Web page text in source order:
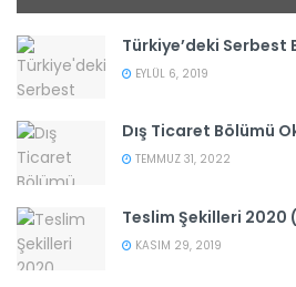
Türkiye’deki Serbest
EYLÜL 6, 2019
Dış Ticaret Bölümü
TEMMUZ 31, 2022
Teslim Şekilleri
KASIM 29, 2019